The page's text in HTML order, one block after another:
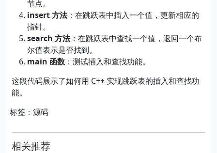
节点。
insert 方法：在跳跃表中插入一个值，更新相应的
指针。
search 方法：在跳跃表中查找一个值，返回一个布
尔值表示是否找到。
main 函数 ：测试插入和查找功能。
这段代码展示了如何用 C++ 实现跳跃表的插入和查找功
能。
标签：源码
相关推荐